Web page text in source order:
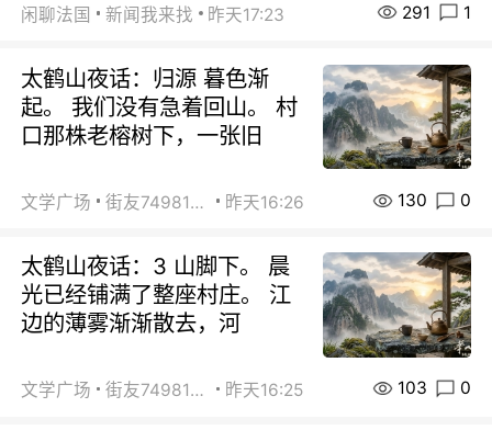
闲聊法国 新闻我来找 昨天17:23 291 1
太鹤山夜话：归源 暮色渐
起。 我们没有急着回山。 村
口那株老榕树下，一张旧
文学广场 街友74981146 昨天16:26 130 0
太鹤山夜话：3 山脚下。 晨
光已经铺满了整座村庄。 江
边的薄雾渐渐散去，河
文学广场 街友74981146 昨天16:25 103 0